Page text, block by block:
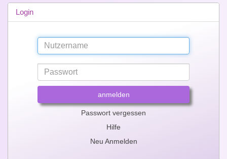
Login
anmelden
Passwort vergessen
Hilfe
Neu Anmelden